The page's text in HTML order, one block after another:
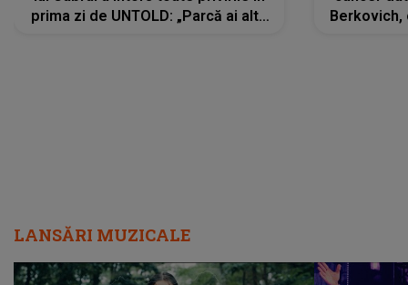
prima zi de UNTOLD: „Parcă ai altă
Berkovich,
LANSĂRI MUZICALE